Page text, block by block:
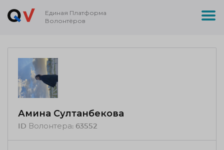
Единая Платформа
Волонтёров
Амина Султанбекова
ID Волонтера: 63552